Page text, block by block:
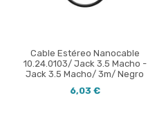
Cable Estéreo Nanocable
10.24.0103/ Jack 3.5 Macho -
Jack 3.5 Macho/ 3m/ Negro
6,03 €